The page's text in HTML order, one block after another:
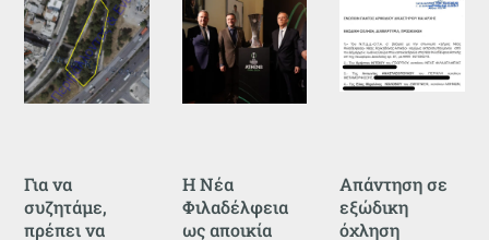
Για να
συζητάμε,
πρέπει να
Η Νέα
Φιλαδέλφεια
ως αποικία
Απάντηση σε
εξώδικη
όχληση